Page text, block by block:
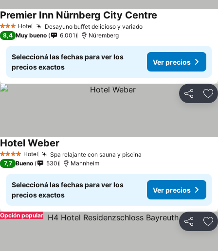
3 Estrellas
Hotel Desayuno buffet delicioso y variado
Premier Inn Nürnberg City Centre
8,4 Muy bueno 6.001 Núremberg
Seleccioná las fechas para ver los
precios exactos
Ver precios
Compartir
4 EstrellasHotel Spa relajante con sauna y piscina
Hotel Weber
7,7 Bueno 530 Mannheim
Seleccioná las fechas para ver los
precios exactos
Ver precios
Compartir
Opción popular